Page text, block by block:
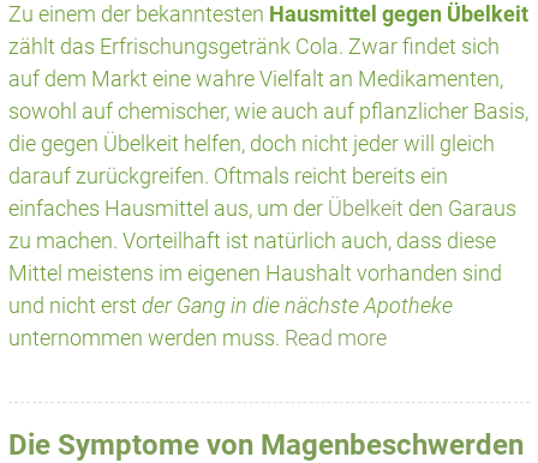
Zu einem der bekanntesten Hausmittel gegen Übelkeit
zählt das Erfrischungsgetränk Cola. Zwar findet sich
auf dem Markt eine wahre Vielfalt an Medikamenten,
sowohl auf chemischer, wie auch auf pflanzlicher Basis,
die gegen Übelkeit helfen, doch nicht jeder will gleich
darauf zurückgreifen. Oftmals reicht bereits ein
einfaches Hausmittel aus, um der Übelkeit den Garaus
zu machen. Vorteilhaft ist natürlich auch, dass diese
Mittel meistens im eigenen Haushalt vorhanden sind
und nicht erst der Gang in die nächste Apotheke
unternommen werden muss. Read more
Die Symptome von Magenbeschwerden